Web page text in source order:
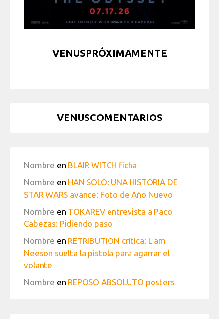
VENUSPRÓXIMAMENTE
VENUSCOMENTARIOS
Nombre en BLAIR WITCH ficha
Nombre en HAN SOLO: UNA HISTORIA DE
STAR WARS avance: Foto de Año Nuevo
Nombre en TOKAREV entrevista a Paco
Cabezas: Pidiendo paso
Nombre en RETRIBUTION crítica: Liam
Neeson suelta la pistola para agarrar el
volante
Nombre en REPOSO ABSOLUTO posters